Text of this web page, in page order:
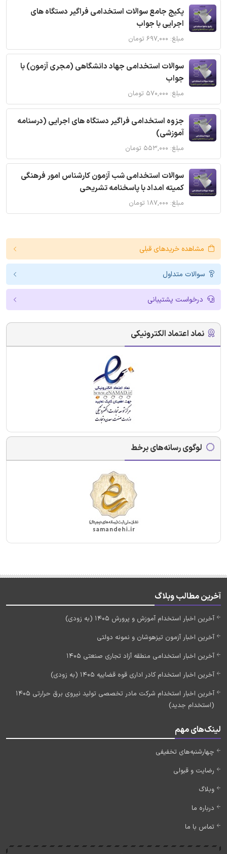
پکیج جامع سوالات استخدامی فراگیر دستگاه های
اجرایی با جواب
مبلغ: ۶۹۷,۰۰۰ تومان
سوالات استخدامی جهاد دانشگاهی (مجری آزمون) با
جواب
مبلغ: ۵۷۰,۰۰۰ تومان
جزوه استخدامی فراگیر دستگاه های اجرایی (درسنامه
آموزشی)
مبلغ: ۵۵۳,۰۰۰ تومان
سوالات استخدامی شب آزمون کارشناس امور فرهنگی
کمیته امداد با پاسخنامه تشریحی
مبلغ: ۱۸۷,۰۰۰ تومان
مشاهده خریدهای قبلی
سوالات متداول
درخواست پشتیبانی
نماد اعتماد الکترونیکی
لوگوی رسانه‌های برخط
آخرین مطالب وبلاگ
آخرین اخبار استخدام آموزش و پرورش 1405 (به زودی)
آخرین اخبار آزمون تیزهوشان و نمونه دولتی
آخرین اخبار استخدامی منطقه آزاد تجاری صنعتی 1405
آخرین اخبار استخدام کادر اداری قوه قضاییه 1405 (به زودی)
آخرین اخبار استخدام شرکت مادر تخصصی تولید نیروی برق حرارتی 1405
(استخدام جدید)
لینک‌های مهم
چهارشنبه‌های تخفیفی
رضایت و قبولی
وبلاگ
درباره ما
تماس با ما